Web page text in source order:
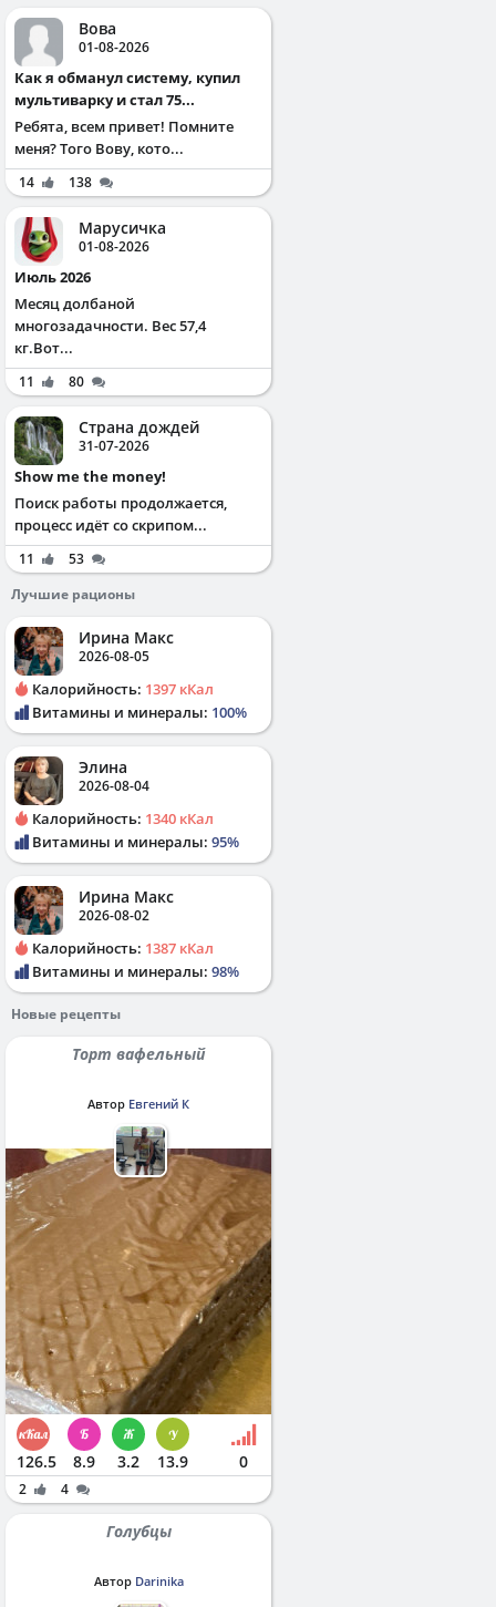
Вова
01-08-2026
Как я обманул систему, купил
мультиварку и стал 75...
Ребята, всем привет! Помните
меня? Того Вову, кото...
14 138
Марусичка
01-08-2026
Июль 2026
Месяц долбаной
многозадачности. Вес 57,4
кг.Вот...
11 80
Страна дождей
31-07-2026
Show me the money!
Поиск работы продолжается,
процесс идёт со скрипом...
11
53
Лучшие рационы
Ирина Макс
2026-08-05
Калорийность: 1397 кКал
Витамины и минералы: 100%
Элина
2026-08-04
Калорийность: 1340 кКал
Витамины и минералы: 95%
Ирина Макс
2026-08-02
Калорийность: 1387 кКал
Витамины и минералы: 98%
Новые рецепты
Торт вафельный
Автор Евгений К
126.5 8.9 3.2 13.9 0
2 4
Голубцы
Автор Darinika